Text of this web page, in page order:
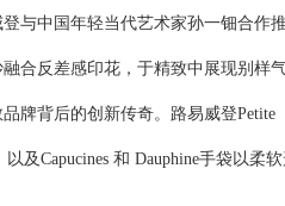
登与中国年轻当代艺术家孙一钿合作
融合反差感印花，于精致中展现别样
品牌背后的创新传奇。路易威登Petite
以及Capucines 和 Dauphine手袋以柔